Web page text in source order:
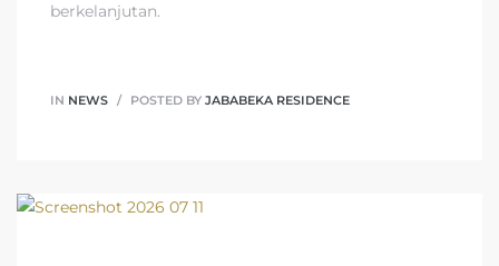
berkelanjutan.
IN NEWS POSTED BY JABABEKA RESIDENCE